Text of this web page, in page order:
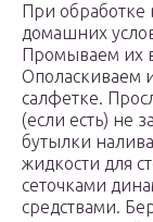
При
домашних
Промываем их
Ополаскиваем
салфетке.
(если есть) не
бутылки
жидкости для
сеточками
средствами.